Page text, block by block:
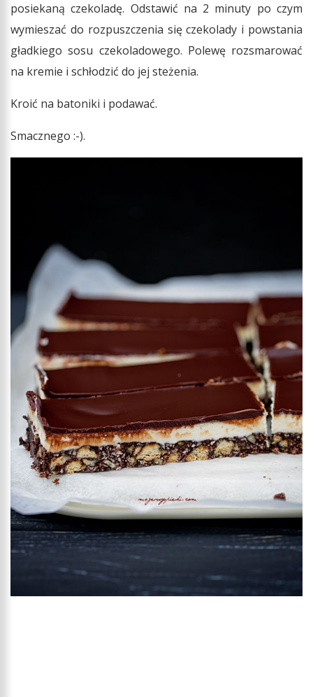
posiekaną czekoladę. Odstawić na 2 minuty po czym
wymieszać do rozpuszczenia się czekolady i powstania
gładkiego sosu czekoladowego. Polewę rozsmarować
na kremie i schłodzić do jej steżenia.
Kroić na batoniki i podawać.
Smacznego :-).